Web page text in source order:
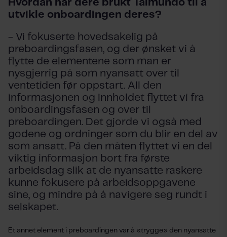
Hvordan har dere brukt Talmundo til å
utvikle onboardingen deres?
- Vi fokuserte hovedsakelig på
preboardingsfasen, og der ønsket vi å
flytte de elementene som man er
nysgjerrig på som nyansatt over til
ventetiden før oppstart. All den
informasjonen og innholdet flyttet vi fra
onboardingsfasen og over til
preboardingen. Det gjorde vi også med
godene og ordninger som du blir en del av
som ansatt. På den måten flyttet vi en del
viktig informasjon bort fra første
arbeidsdag slik at de nyansatte raskere
kunne fokusere på arbeidsoppgavene
sine, og mindre på å navigere seg rundt i
selskapet.
Et annet element i preboardingen var å «trygge» den nyansatte